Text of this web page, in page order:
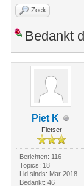
Zoek
Bedankt
Piet K
Fietser
Berichten: 116
Topics: 18
Lid sinds: Mar 2018
Bedankt: 46